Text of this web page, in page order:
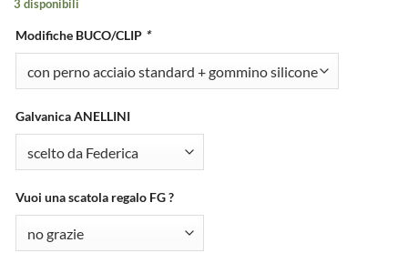
3 disponibili
Modifiche BUCO/CLIP *
Galvanica ANELLINI
Vuoi una scatola regalo FG ?